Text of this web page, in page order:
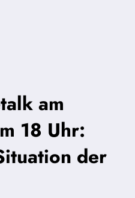
am
18 Uhr:
der